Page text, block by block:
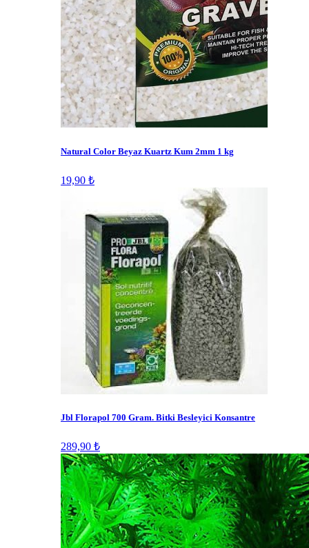
Natural Color Beyaz Kuartz Kum 2mm 1 kg
19,90 ₺
Jbl Florapol 700 Gram. Bitki Besleyici Konsantre
289,90 ₺